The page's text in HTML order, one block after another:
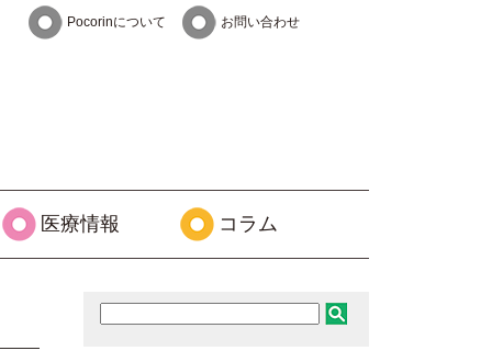
Pocorinについて お問い合わせ
医療情報 コラム